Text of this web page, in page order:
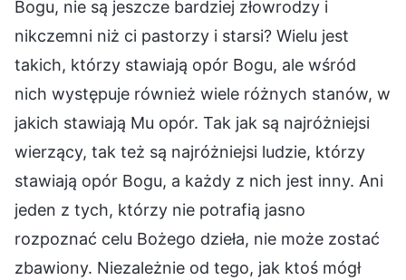
Bogu, nie są jeszcze bardziej złowrodzy i
nikczemni niż ci pastorzy i starsi? Wielu jest
takich, którzy stawiają opór Bogu, ale wśród
nich występuje również wiele różnych stanów, w
jakich stawiają Mu opór. Tak jak są najróżniejsi
wierzący, tak też są najróżniejsi ludzie, którzy
stawiają opór Bogu, a każdy z nich jest inny. Ani
jeden z tych, którzy nie potrafią jasno
rozpoznać celu Bożego dzieła, nie może zostać
zbawiony. Niezależnie od tego, jak ktoś mógł